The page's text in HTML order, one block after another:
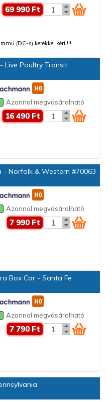
69 990 Ft
(DC-s) kerékkel kéri !!!
Live Poultry Transit
Azonnal megvásárolható
16 490 Ft
- Norfolk & Western #70063
Azonnal megvásárolható
7 990 Ft
Box Car - Santa Fe
Azonnal megvásárolható
7 790 Ft